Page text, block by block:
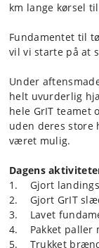
km lange kørsel
Fundamentet til
vil vi starte på at
Under
helt uvurderlig
hele GrIT teamet
uden deres store
været mulig.
Dagens
1. Gjort
2. Gjort GrIT
3. Lavet
4. Pakket paller
5. Trukket